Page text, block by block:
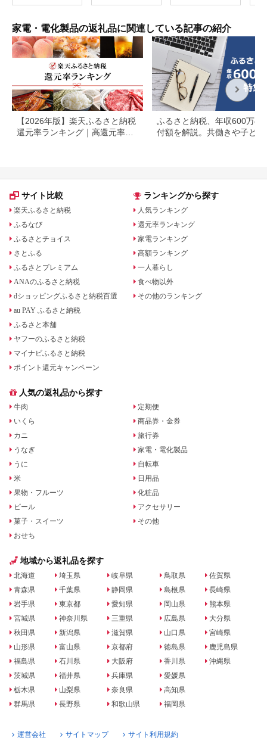
の日 母の日準備 母の
家電・電化製品の返礼品に関連している記事の紹介
【2026年版】楽天ふるさと納税
還元率ランキング｜高還元率返
ふるさと納税、年収600万の
付額を解説。共働きや子ども
サイト比較
楽天ふるさと納税
ふるなび
ふるさとチョイス
さとふる
ふるさとプレミアム
ANAのふるさと納税
dショッピングふるさと納税百選
au PAY ふるさと納税
ふるさと本舗
ヤフーのふるさと納税
マイナビふるさと納税
ポイント還元キャンペーン
ランキングから探す
人気ランキング
還元率ランキング
家電ランキング
高額ランキング
一人暮らし
食べ物以外
その他のランキング
人気の返礼品から探す
牛肉
いくら
カニ
うなぎ
うに
米
果物・フルーツ
ビール
菓子・スイーツ
おせち
定期便
商品券・金券
旅行券
家電・電化製品
自転車
日用品
化粧品
アクセサリー
その他
地域から返礼品を探す
北海道
青森県
岩手県
宮城県
秋田県
山形県
福島県
茨城県
栃木県
群馬県
埼玉県
千葉県
東京都
神奈川県
新潟県
富山県
石川県
福井県
山梨県
長野県
岐阜県
静岡県
愛知県
三重県
滋賀県
京都府
大阪府
兵庫県
奈良県
和歌山県
鳥取県
島根県
岡山県
広島県
山口県
徳島県
香川県
愛媛県
高知県
福岡県
佐賀県
長崎県
熊本県
大分県
宮崎県
鹿児島県
沖縄県
運営会社 サイトマップ サイト利用規約